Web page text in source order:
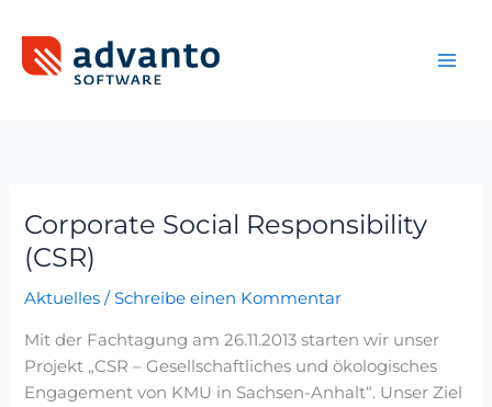
Inhalt
springen
Corporate Social Responsibility
(CSR)
Aktuelles /Schreibe einen Kommentar
Mit der Fachtagung am 26.11.2013 starten wir unser
Projekt „CSR – Gesellschaftliches und ökologisches
Engagement von KMU in Sachsen-Anhalt“. Unser Ziel
Corporate
Social
Responsibility
(CSR)